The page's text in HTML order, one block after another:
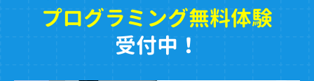
プログラミング無料体験
受付中！